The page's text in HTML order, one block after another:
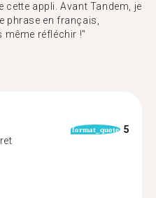
cette appli. Avant Tandem, je
phrase en français,
même réfléchir !"
format_quote 5